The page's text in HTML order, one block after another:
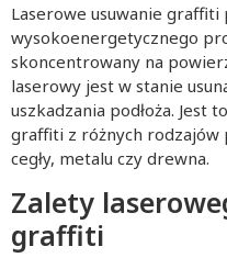
Laserowe usuwanie graffiti
wysokoenergetycznego
skoncentrowany na
laserowy jest w stanie
uszkadzania podłoża. Jest
graffiti z różnych rodzajów
cegły, metalu czy drewna.
Zalety
graffiti